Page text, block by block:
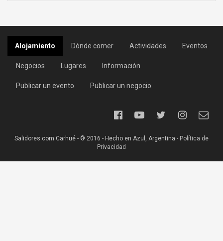
Alojamiento Dónde comer Actividades Eventos
Negocios Lugares Información
Publicar un evento Publicar un negocio
Salidores.com Carhué - ® 2016 - Hecho en Azul, Argentina - Política de
Privacidad